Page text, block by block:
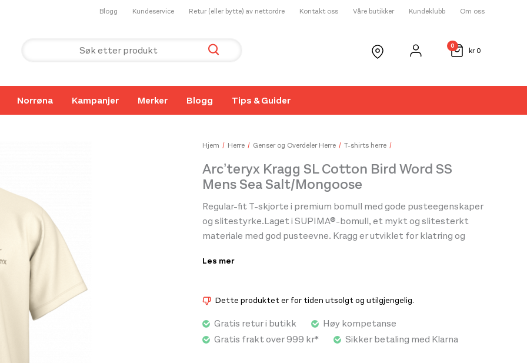
Blogg Kundeservice Retur (eller bytte) av nettordre Kontakt oss Våre butikker Kundeklubb Om oss
kr0
0
Norrøna Kampanjer Merker Blogg Tips & Guider
Hjem Herre Genser og Overdeler Herre T-shirts herre
Arc’teryx Kragg SL Cotton Bird Word SS
Mens Sea Salt/Mongoose
Regular-fit T-skjorte i premium bomull med gode pusteegenskaper
og slitestyrke.Laget i SUPIMA®-bomull, et mykt og slitesterkt
materiale med god pusteevne. Kragg er utviklet for klatring og
konstruksjonen gir god bevegelsesfrihet, med en luftig følelse
Dette produktet er for tiden utsolgt og utilgjengelig.
Les mer
Gratis retur i butikk
Høy kompetanse
Gratis frakt over 999 kr*
Sikker betaling med Klarna